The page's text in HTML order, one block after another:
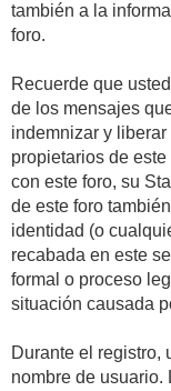
también a la
foro.
Recuerde que
de los mensajes
indemnizar y
propietarios de
con este foro, su
de este foro
identidad (o
recabada en este
formal o proceso
situación causada
Durante el registro,
nombre de usuario.